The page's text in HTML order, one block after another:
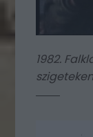
1982.